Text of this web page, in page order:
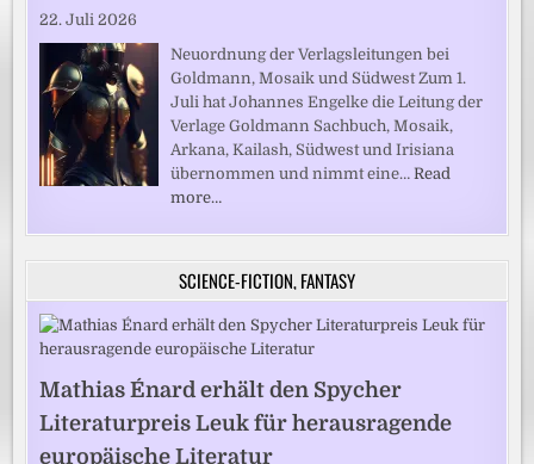
22. Juli 2026
Neuordnung der Verlagsleitungen bei
Goldmann, Mosaik und Südwest Zum 1.
Juli hat Johannes Engelke die Leitung der
Verlage Goldmann Sachbuch, Mosaik,
Arkana, Kailash, Südwest und Irisiana
übernommen und nimmt eine…Read
more…
SCIENCE-FICTION, FANTASY
Mathias Énard erhält den Spycher
Literaturpreis Leuk für herausragende
europäische Literatur